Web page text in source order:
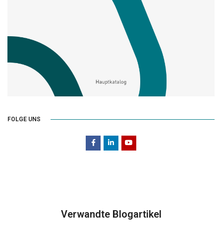
FOLGE UNS
Verwandte Blogartikel